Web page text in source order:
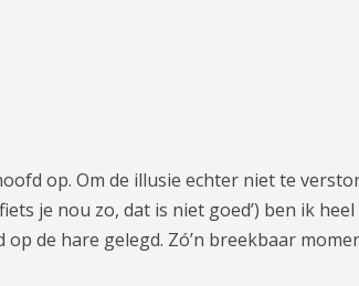
op. Om de illusie echter niet te
je nou zo, dat is niet goed’) ben ik
de hare gelegd. Zó’n breekbaar